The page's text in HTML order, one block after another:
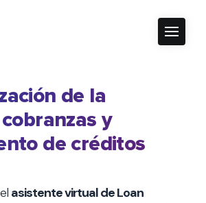
de la
y
de créditos
asistente virtual de Loan